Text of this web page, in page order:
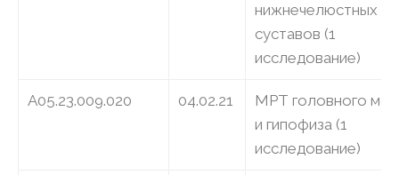
нижнечелюстных
суставов (1
исследование)
A05.23.009.020 04.02.21
МРТ головного
и гипофиза (1
исследование)